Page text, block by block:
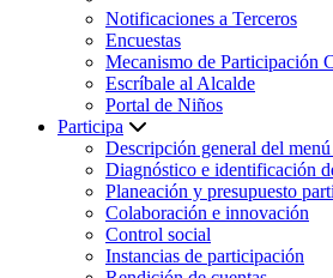
Notificaciones a Terceros
Encuestas
Mecanismo de Participación
Escríbale al Alcalde
Portal de Niños
Participa
Descripción general del
Diagnóstico e identificación
Planeación y presupuesto
Colaboración e innovación
Control social
Instancias de participación